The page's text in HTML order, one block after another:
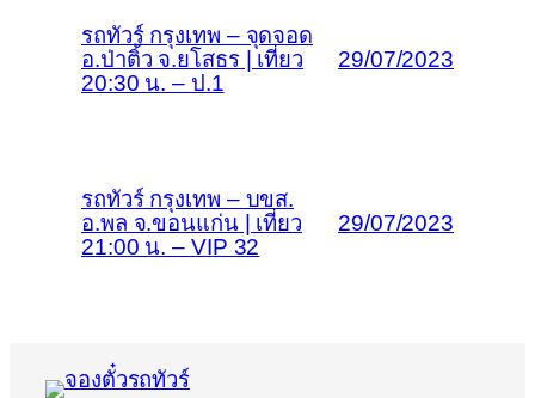
รถทัวร์ กรุงเทพ – จุดจอด
อ.ป่าติ้ว จ.ยโสธร | เที่ยว
20:30 น. – ป.1
29/07/2023
รถทัวร์ กรุงเทพ – บขส.
อ.พล จ.ขอนแก่น | เที่ยว
21:00 น. – VIP 32
29/07/2023